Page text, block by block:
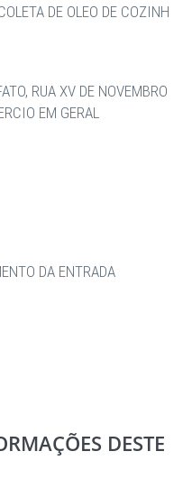
DE OLEO DE COZINH
RUA XV DE NOVEMBRO
EM GERAL
DA ENTRADA
DESTE